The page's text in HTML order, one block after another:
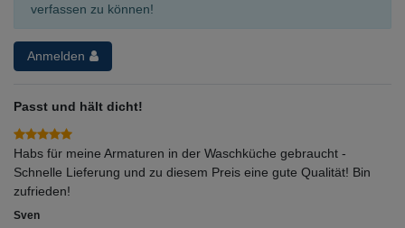
verfassen zu können!
Anmelden
Passt und hält dicht!
Habs für meine Armaturen in der Waschküche gebraucht -
Schnelle Lieferung und zu diesem Preis eine gute Qualität! Bin
zufrieden!
Sven